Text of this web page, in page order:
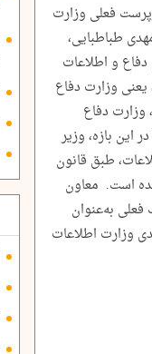
فعلی وزارت
طباطبایی،
و اطلاعات
وزارت دفاع
وزارت دفاع
این بازه، وزیر
طبق قانون
است. معاون
به‌عنوان
وزارت اطلاعات